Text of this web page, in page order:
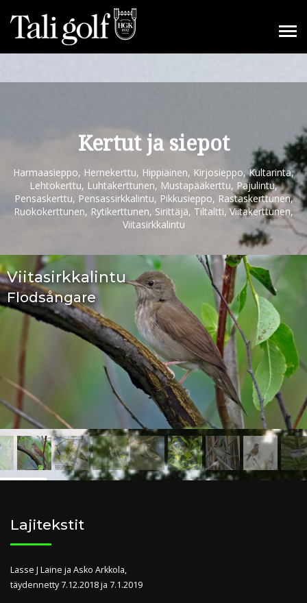
Kertut ja siepot
Harmaasieppo, Hernekerttu, Hippiäinen, Kirjosieppo, Kultarinta,
Lehtokerttu, Luhtakerttunen, Mustapääkerttu, Pajulintu,
Pensaskerttu, Pensassirkkalintu, Pikkusieppo, Rastaskerttunen,
Ruokokerttunen, Rytikerttunen, Sirittäjä, Tiltaltti, Viitakerttunen,
Viitasirkkalintu
Viitasirkkalintu
Flodsångare
Lajitekstit
Lasse J Laine ja Asko Arkkola,
täydennetty 7.12.2018 ja 7.1.2019